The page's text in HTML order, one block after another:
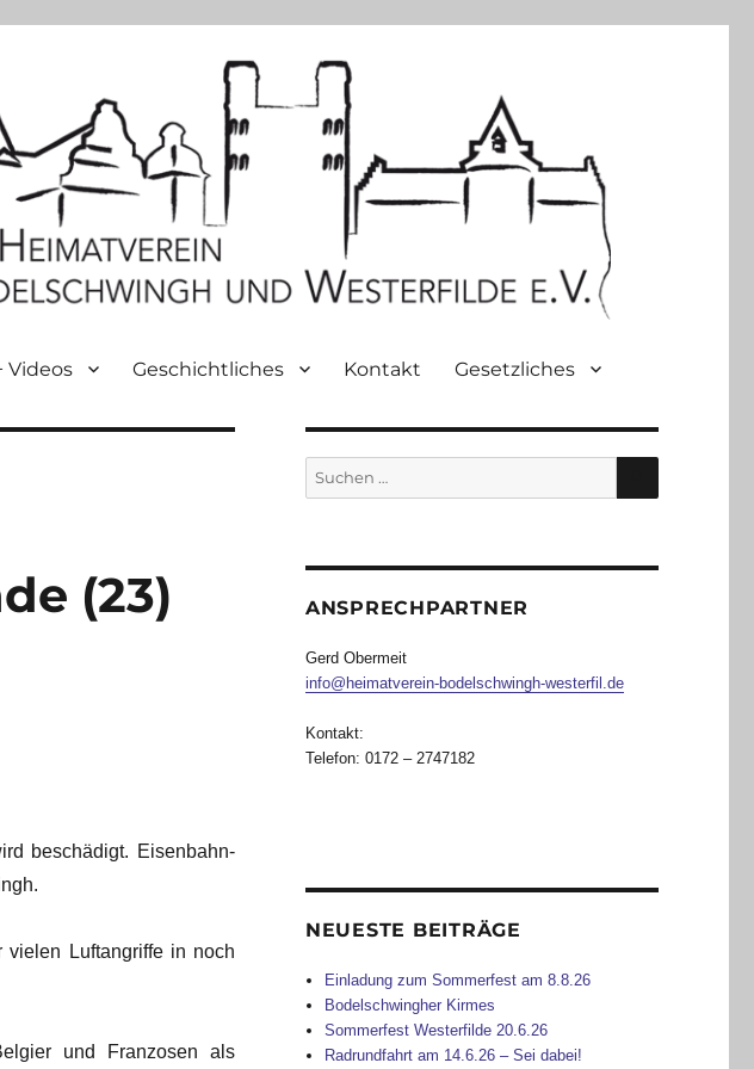
Videos Geschichtliches Kontakt Gesetzliches
(23)
beschädigt. Eisenbahn-
Luftangriffe in noch
und Franzosen als
Suche
nach:
SUCHEN
ANSPRECHPARTNER
Gerd Obermeit
info@heimatverein-bodelschwingh-westerfil.de
Kontakt:
Telefon: 0172 – 2747182
NEUESTE BEITRÄGE
Einladung zum Sommerfest am 8.8.26
Bodelschwingher Kirmes
Sommerfest Westerfilde 20.6.26
Radrundfahrt am 14.6.26 – Sei dabei!